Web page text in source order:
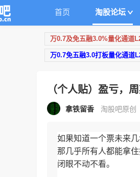
首页 淘股论坛
万0.7及免五融3.0%量化通道
万0.7免五融3.0打板量化通道
（个人贴）盈亏，
拿铁留香 淘股吧原
如果知道一个票未来几
那几乎所有人都能拿住
闭眼不动不看。